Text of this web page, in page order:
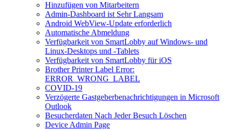
Hinzufügen von Mitarbeitern
Admin-Dashboard ist Sehr Langsam
Android WebView-Update erforderlich
Automatische Abmeldung
Verfügbarkeit von SmartLobby auf Windows- und
Linux-Desktops und -Tablets
Verfügbarkeit von SmartLobby für iOS
Brother Printer Label Error:
ERROR_WRONG_LABEL
COVID-19
Verzögerte Gastgeberbenachrichtigungen in Microsoft
Outlook
Besucherdaten Nach Jeder Besuch Löschen
Device Admin Page